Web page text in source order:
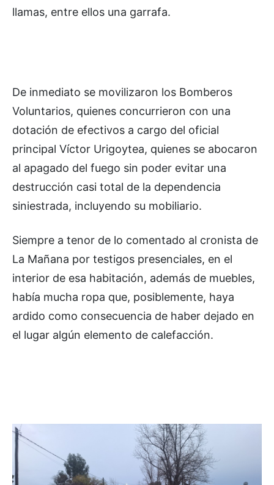
llamas, entre ellos una garrafa.
De inmediato se movilizaron los Bomberos
Voluntarios, quienes concurrieron con una
dotación de efectivos a cargo del oficial
principal Víctor Urigoytea, quienes se abocaron
al apagado del fuego sin poder evitar una
destrucción casi total de la dependencia
siniestrada, incluyendo su mobiliario.
Siempre a tenor de lo comentado al cronista de
La Mañana por testigos presenciales, en el
interior de esa habitación, además de muebles,
había mucha ropa que, posiblemente, haya
ardido como consecuencia de haber dejado en
el lugar algún elemento de calefacción.